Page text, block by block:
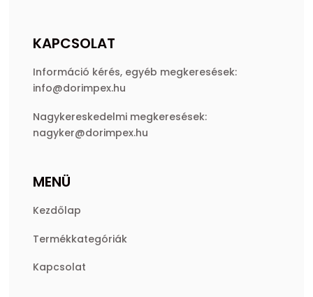
KAPCSOLAT
Információ kérés, egyéb megkeresések:
info@dorimpex.hu
Nagykereskedelmi megkeresések:
nagyker@dorimpex.hu
MENÜ
Kezdőlap
Termékkategóriák
Kapcsolat